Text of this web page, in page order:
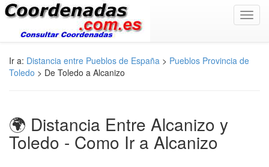
Ir a: Distancia entre Pueblos de España > Pueblos Provincia de
Toledo > De Toledo a Alcanizo
🌍 Distancia Entre Alcanizo y
Toledo - Como Ir a Alcanizo